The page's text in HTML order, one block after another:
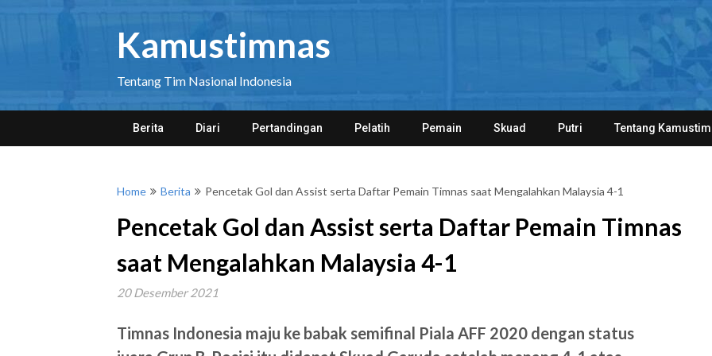
Kamustimnas
Tentang Tim Nasional Indonesia
Berita Diari Pertandingan Pelatih Pemain Skuad Putri Tentang
Home Berita Pencetak Gol dan Assist serta Daftar Pemain Timnas saat Mengalahkan Malaysia 4-1
Pencetak Gol dan Assist serta Daftar Pemain Timnas
saat Mengalahkan Malaysia 4-1
20 Desember 2021
Timnas Indonesia maju ke babak semifinal Piala AFF 2020 dengan status